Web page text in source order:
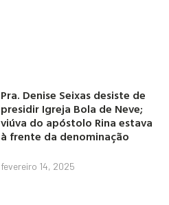
Pra. Denise Seixas desiste de
presidir Igreja Bola de Neve;
viúva do apóstolo Rina estava
à frente da denominação
fevereiro 14, 2025